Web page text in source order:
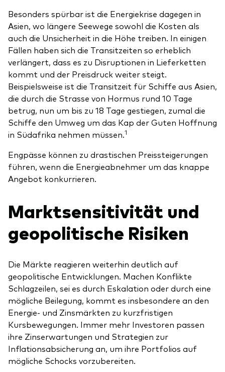
Besonders spürbar ist die Energiekrise dagegen in
Asien, wo längere Seewege sowohl die Kosten als
auch die Unsicherheit in die Höhe treiben. In einigen
Fällen haben sich die Transitzeiten so erheblich
verlängert, dass es zu Disruptionen in Lieferketten
kommt und der Preisdruck weiter steigt.
Beispielsweise ist die Transitzeit für Schiffe aus Asien,
die durch die Strasse von Hormus rund 10 Tage
betrug, nun um bis zu 18 Tage gestiegen, zumal die
Schiffe den Umweg um das Kap der Guten Hoffnung
in Südafrika nehmen müssen.1
Engpässe können zu drastischen Preissteigerungen
führen, wenn die Energieabnehmer um das knappe
Angebot konkurrieren.
Marktsensitivität und
geopolitische Risiken
Die Märkte reagieren weiterhin deutlich auf
geopolitische Entwicklungen. Machen Konflikte
Schlagzeilen, sei es durch Eskalation oder durch eine
mögliche Beilegung, kommt es insbesondere an den
Energie- und Zinsmärkten zu kurzfristigen
Kursbewegungen. Immer mehr Investoren passen
ihre Zinserwartungen und Strategien zur
Inflationsabsicherung an, um ihre Portfolios auf
mögliche Schocks vorzubereiten.